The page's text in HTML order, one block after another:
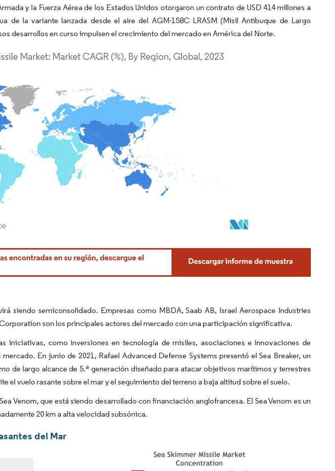
y la Fuerza Aérea de los Estados Unidos otorgaron un contrato de USD 414 millones a
de la variante lanzada desde el aire del AGM-158C LRASM (Misil Antibuque de Largo
desarrollos en curso impulsen el crecimiento del mercado en América del Norte.
CC BY 4.0.
siendo semiconsolidado. Empresas como MBDA, Saab AB, Israel Aerospace Industries
son los principales actores del mercado con una participación significativa.
iniciativas, como inversiones en tecnología de misiles, asociaciones e innovaciones de
En junio de 2021, Rafael Advanced Defense Systems presentó el Sea Breaker, un
de largo alcance de 5.ª generación diseñado para atacar objetivos marítimos y terrestres
el vuelo rasante sobre el mar y el seguimiento del terreno a baja altitud sobre el suelo.
Venom, que está siendo desarrollado con financiación anglofrancesa. El Sea Venom es un
20 km a alta velocidad subsónica.
del Mar